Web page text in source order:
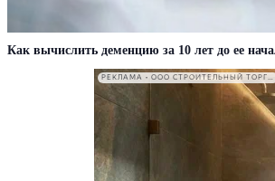
Как вычислить деменцию за 10 лет до ее
РЕКЛАМА • ООО СТРОИТЕЛЬНЫЙ ТОРГОВЫЙ ДОМ «ПЕТРОВИЧ». ИНН: 7802348846